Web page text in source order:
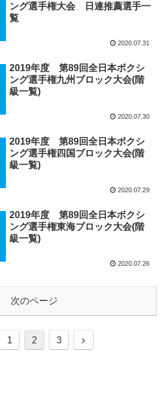
ング選手権大会 日連推薦選手一
覧
2020.07.31
2019年度 第89回全日本ボクシ
ング選手権九州ブロック大会(階
級一覧)
2020.07.30
2019年度 第89回全日本ボクシ
ング選手権四国ブロック大会(階
級一覧)
2020.07.29
2019年度 第89回全日本ボクシ
ング選手権東海ブロック大会(階
級一覧)
2020.07.26
次のページ
1 2 3
次